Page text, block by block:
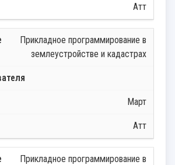
Атт
Прикладное программирование в
землеустройстве и кадастрах
Март
Атт
Прикладное программирование в